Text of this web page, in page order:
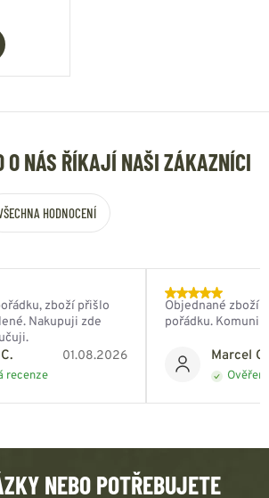
O NÁS ŘÍKAJÍ NAŠI ZÁKAZNÍCI
HODNOCENÍ
01.08.2026
recenze
zboží přišlo
Nakupuji zde
Marcel
Objednané zboží
pořádku.
NEBO POTŘEBUJETE